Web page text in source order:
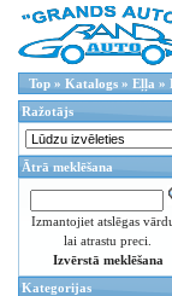
Top » Katalogs » Eļļa »
Ražotājs
Ātrā meklēšana
Izmantojiet atslēgas
lai atrastu preci.
Izvērstā meklēšana
Kategorijas